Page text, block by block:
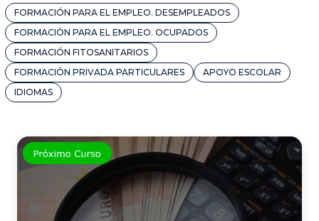
FORMACIÓN PARA EL EMPLEO. DESEMPLEADOS
FORMACIÓN PARA EL EMPLEO. OCUPADOS
FORMACIÓN FITOSANITARIOS
FORMACIÓN PRIVADA PARTICULARES
APOYO ESCOLAR
IDIOMAS